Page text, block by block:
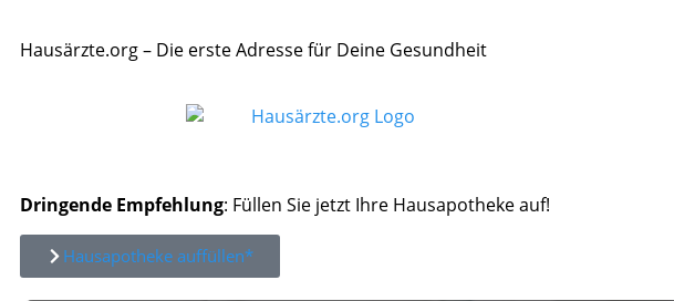
Hausärzte.org – Die erste Adresse für Deine Gesundheit
Dringende Empfehlung: Füllen Sie jetzt Ihre Hausapotheke auf!
Hausapotheke auffüllen*